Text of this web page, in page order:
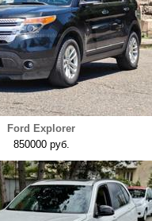
Ford Explorer
850000 руб.